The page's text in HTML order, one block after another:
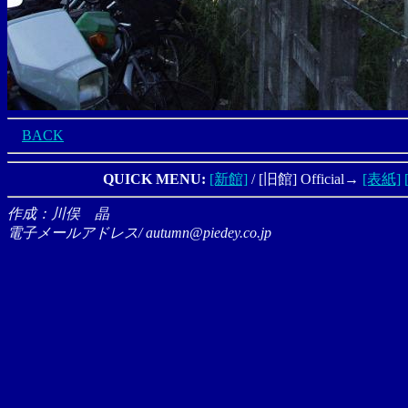
BACK
QUICK MENU: [新館] / [旧館] Official→ [表紙]
作成：川俣 晶
電子メールアドレス/ autumn@piedey.co.jp